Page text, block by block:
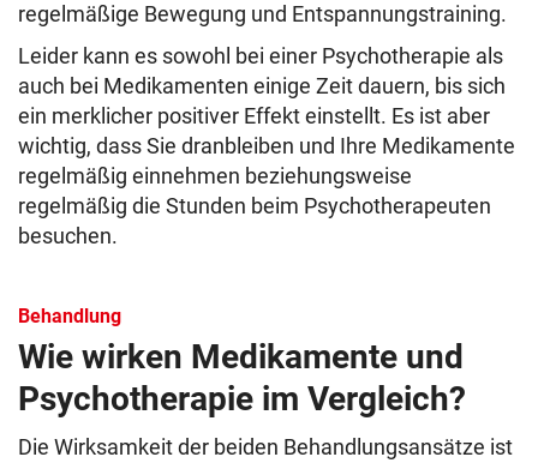
regelmäßige Bewegung und Entspannungstraining.
Leider kann es sowohl bei einer Psychotherapie als
auch bei Medikamenten einige Zeit dauern, bis sich
ein merklicher positiver Effekt einstellt. Es ist aber
wichtig, dass Sie dranbleiben und Ihre Medikamente
regelmäßig einnehmen beziehungsweise
regelmäßig die Stunden beim Psychotherapeuten
besuchen.
Behandlung
Wie wirken Medikamente und
Psychotherapie im Vergleich?
Die Wirksamkeit der beiden Behandlungsansätze ist